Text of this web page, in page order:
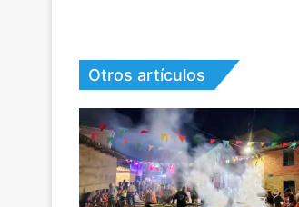
Otros artículos